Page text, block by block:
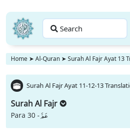
Search
Home ➤ Al-Quran ➤ Surah Al Fajr Ayat 13
Surah Al Fajr Ayat 11-12-13
Surah Al Fajr
Para 30 -عَمَّ